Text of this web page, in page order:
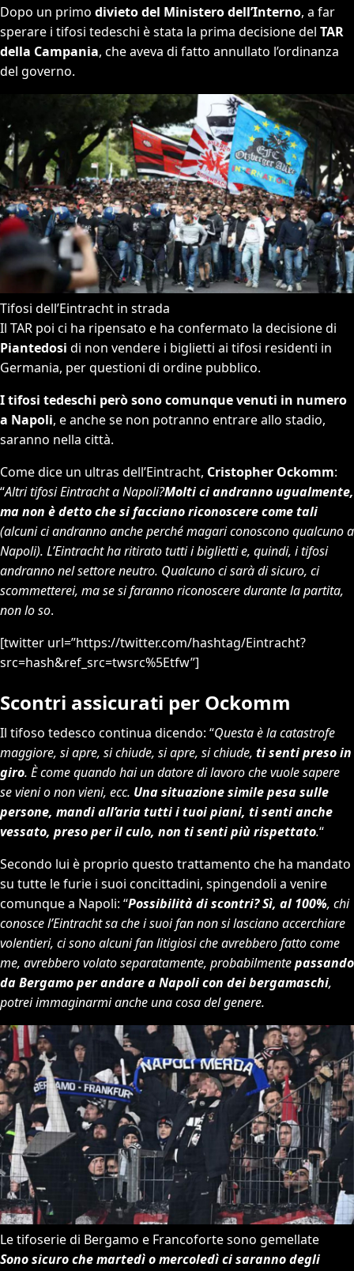
Dopo un primo divieto del Ministero dell’Interno, a far
sperare i tifosi tedeschi è stata la prima decisione del TAR
della Campania, che aveva di fatto annullato l’ordinanza
del governo.
Tifosi dell’Eintracht in strada
Il TAR poi ci ha ripensato e ha confermato la decisione di
Piantedosi di non vendere i biglietti ai tifosi residenti in
Germania, per questioni di ordine pubblico.
I tifosi tedeschi però sono comunque venuti in numero
a Napoli, e anche se non potranno entrare allo stadio,
saranno nella città.
Come dice un ultras dell’Eintracht, Cristopher Ockomm:
“Altri tifosi Eintracht a Napoli?Molti ci andranno ugualmente,
ma non è detto che si facciano riconoscere come tali
(alcuni ci andranno anche perché magari conoscono qualcuno a
Napoli). L’Eintracht ha ritirato tutti i biglietti e, quindi, i tifosi
andranno nel settore neutro. Qualcuno ci sarà di sicuro, ci
scommetterei, ma se si faranno riconoscere durante la partita,
non lo so.
[twitter url=”https://twitter.com/hashtag/Eintracht?
src=hash&ref_src=twsrc%5Etfw”]
Scontri assicurati per Ockomm
Il tifoso tedesco continua dicendo: “Questa è la catastrofe
maggiore, si apre, si chiude, si apre, si chiude, ti senti preso in
giro. È come quando hai un datore di lavoro che vuole sapere
se vieni o non vieni, ecc. Una situazione simile pesa sulle
persone, mandi all’aria tutti i tuoi piani, ti senti anche
vessato, preso per il culo, non ti senti più rispettato.“
Secondo lui è proprio questo trattamento che ha mandato
su tutte le furie i suoi concittadini, spingendoli a venire
comunque a Napoli: “Possibilità di scontri?Sì, al 100%, chi
conosce l’Eintracht sa che i suoi fan non si lasciano accerchiare
volentieri, ci sono alcuni fan litigiosi che avrebbero fatto come
me, avrebbero volato separatamente, probabilmentepassando
da Bergamo per andare a Napoli con dei bergamaschi,
potrei immaginarmi anche una cosa del genere.
Le tifoserie di Bergamo e Francoforte sono gemellate
Sono sicuro che martedì o mercoledì ci saranno degli